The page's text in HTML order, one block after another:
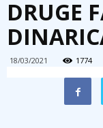
DRUGE
18/03/2021 1774